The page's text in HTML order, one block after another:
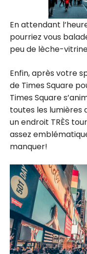
En attendant
pourriez vous
peu de lèche-
Enfin, après votre
de Times Square
Times Square
toutes les lumières
un endroit TRÈS
assez
manquer!